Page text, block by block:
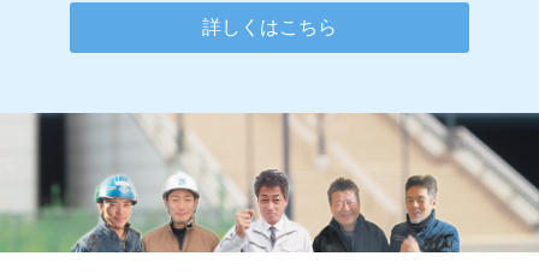
詳しくはこちら